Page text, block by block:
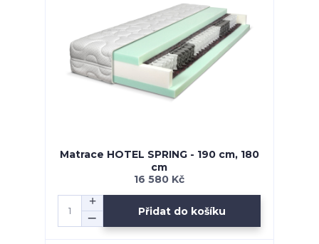
Matrace HOTEL SPRING - 190 cm, 180
cm
16 580 Kč
Přidat do košíku